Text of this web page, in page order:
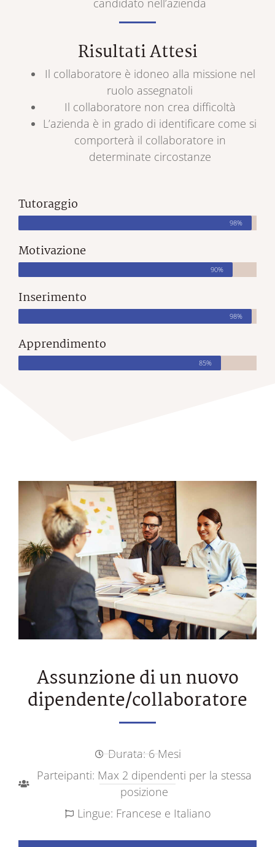
Risultati Attesi
Il collaboratore è idoneo alla missione nel
ruolo assegnatoli
Il collaboratore non crea difficoltà
L’azienda è in grado di identificare come si
comporterà il collaboratore in
determinate circostanze
Tutoraggio
98%
Motivazione
90%
Inserimento
98%
Apprendimento
85%
Assunzione di un nuovo
dipendente/collaboratore
Durata: 6 Mesi
Parteipanti: Max 2 dipendenti per la stessa
posizione
Lingue: Francese e Italiano